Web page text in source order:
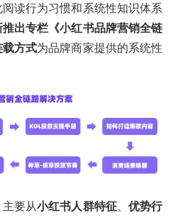
读行为习惯和系统性知识体系
出专栏《小红书品牌营销全链
方式为品牌商家提供的系统性
要从小红书人群特征、 优势行